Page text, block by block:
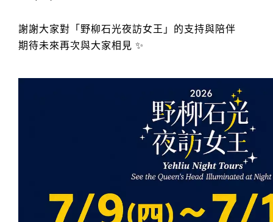
謝謝大家對「野柳石光夜訪女王」的支持與陪伴
期待未來再次與大家相見 ✨